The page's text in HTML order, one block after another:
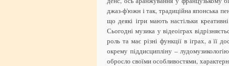
джаз-ф'южн і так, традиційна японська
що деякі ігри мають настільки
Сьогодні музика у відеоіграх
роль та має різні функції в іграх, а її
окрему піддисципліну –
обросло своїми особливостями,